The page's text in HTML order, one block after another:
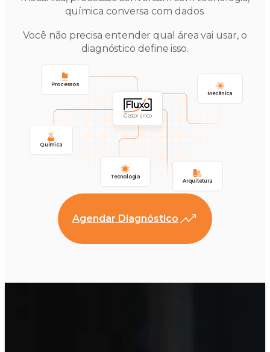
Processos
Gestor único
Mecânica
Tecnologia
Arquitetura
Química
química conversa com dados.
Você não precisa entender qual área vai usar, o
diagnóstico define isso.
Agendar Diagnóstico